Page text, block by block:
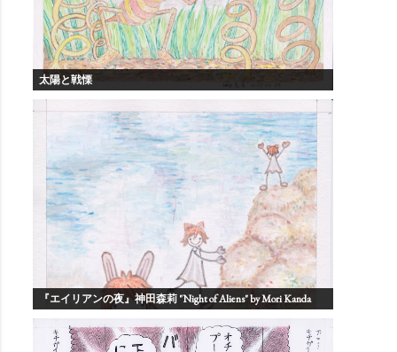
太陽と戦慄
『エイリアンの夜』神田森莉 "Night of Aliens" by Mori Kanda